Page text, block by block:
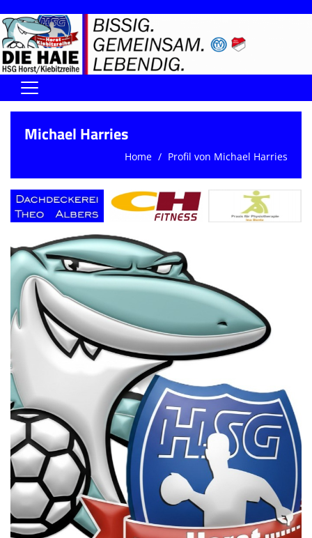
Home
Handball-Förderverein der Haie
Kontaktformular
UNSERE SPORTHALLEN
Training & Termine
DIENSTE (SR/KG/VK)
Die SpecialHaie
Trainer
ALLE SPIELE
HAIE TV
NEWSLETTER
DIE HAIE I Intern
Partner
Michael Harries
Home Profil von Michael Harries